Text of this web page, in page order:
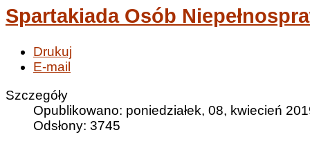
Spartakiada Osób
Drukuj
E-mail
Szczegóły
Opublikowano: poniedziałek, 08, kwiecień
Odsłony: 3745